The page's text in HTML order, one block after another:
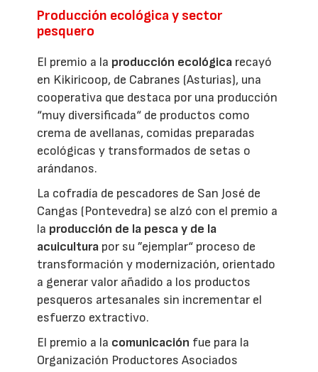
Producción ecológica y sector
pesquero
El premio a la producción ecológica recayó
en Kikiricoop, de Cabranes (Asturias), una
cooperativa que destaca por una producción
“muy diversificada“ de productos como
crema de avellanas, comidas preparadas
ecológicas y transformados de setas o
arándanos.
La cofradía de pescadores de San José de
Cangas (Pontevedra) se alzó con el premio a
la producción de la pesca y de la
acuicultura por su ”ejemplar“ proceso de
transformación y modernización, orientado
a generar valor añadido a los productos
pesqueros artesanales sin incrementar el
esfuerzo extractivo.
El premio a la comunicación fue para la
Organización Productores Asociados